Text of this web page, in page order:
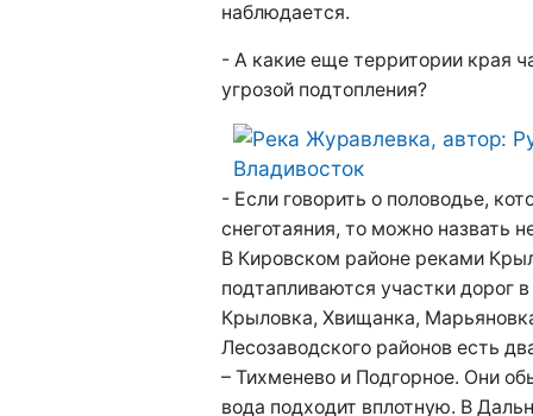
наблюдается.
- А какие еще территории края
угрозой подтопления?
- Если говорить о половодье,
снеготаяния, то можно назвать
В Кировском районе реками
подтапливаются участки дорог
Крыловка, Хвищанка,
Лесозаводского районов есть
– Тихменево и Подгорное. Они
вода подходит вплотную. В